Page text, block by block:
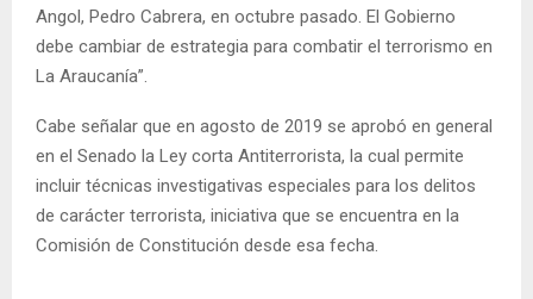
Angol, Pedro Cabrera, en octubre pasado. El Gobierno
debe cambiar de estrategia para combatir el terrorismo en
La Araucanía”.
Cabe señalar que en agosto de 2019 se aprobó en general
en el Senado la Ley corta Antiterrorista, la cual permite
incluir técnicas investigativas especiales para los delitos
de carácter terrorista, iniciativa que se encuentra en la
Comisión de Constitución desde esa fecha.